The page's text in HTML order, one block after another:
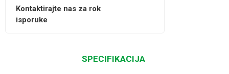
Kontaktirajte nas za rok
isporuke
SPECIFIKACIJA